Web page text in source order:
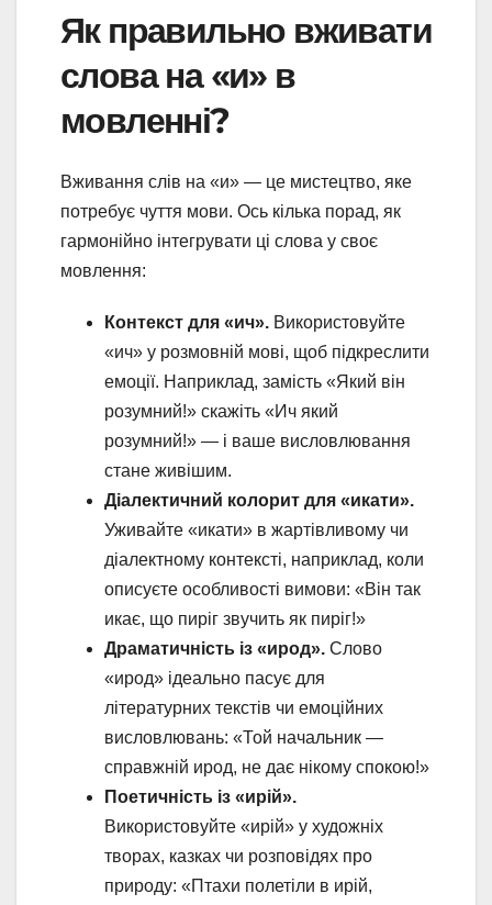
Як правильно вживати
слова на «и» в
мовленні?
Вживання слів на «и» — це мистецтво, яке
потребує чуття мови. Ось кілька порад, як
гармонійно інтегрувати ці слова у своє
мовлення:
Контекст для «ич». Використовуйте
«ич» у розмовній мові, щоб підкреслити
емоції. Наприклад, замість «Який він
розумний!» скажіть «Ич який
розумний!» — і ваше висловлювання
стане живішим.
Діалектичний колорит для «икати».
Уживайте «икати» в жартівливому чи
діалектному контексті, наприклад, коли
описуєте особливості вимови: «Він так
икає, що пиріг звучить як пиріг!»
Драматичність із «ирод». Слово
«ирод» ідеально пасує для
літературних текстів чи емоційних
висловлювань: «Той начальник —
справжній ирод, не дає нікому спокою!»
Поетичність із «ирій».
Використовуйте «ирій» у художніх
творах, казках чи розповідях про
природу: «Птахи полетіли в ирій,